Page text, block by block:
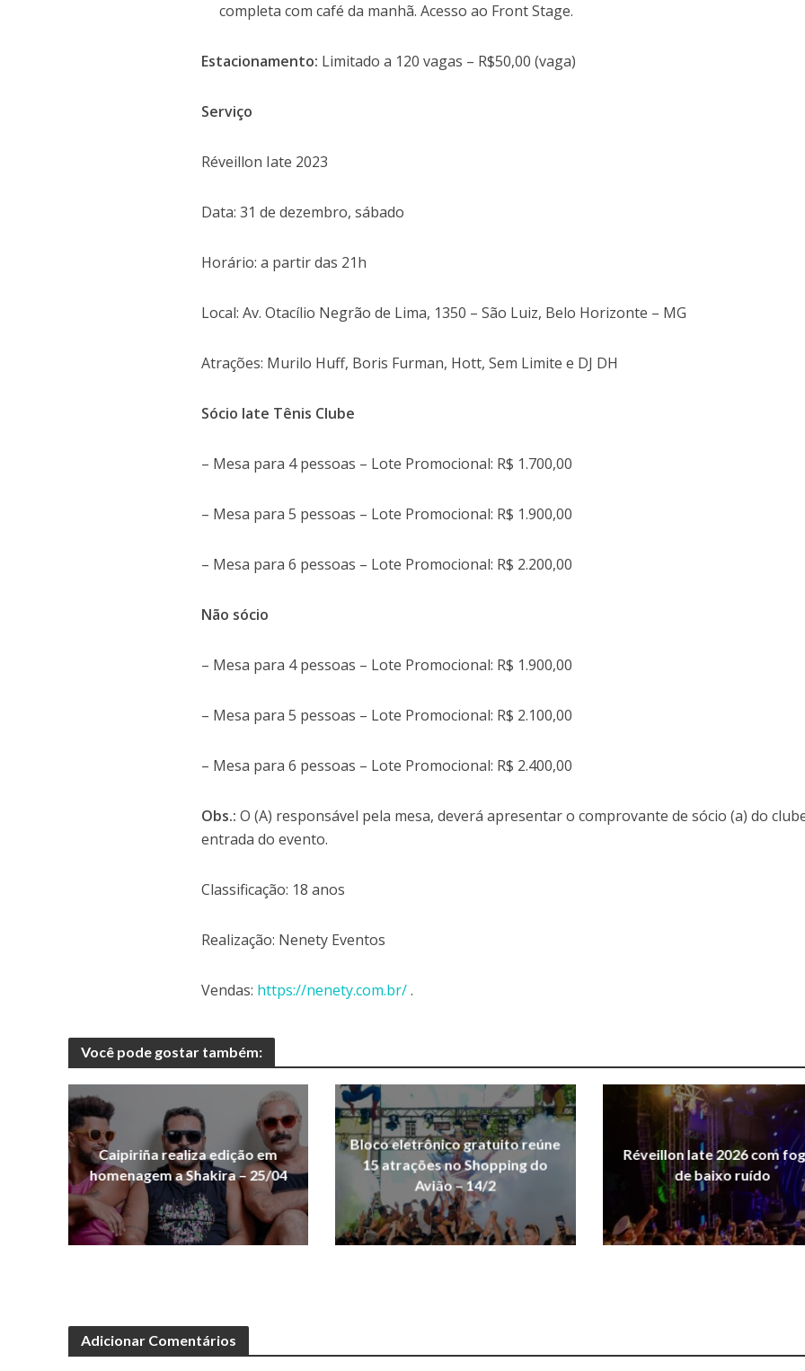
completa com café da manhã. Acesso ao Front Stage.
Estacionamento: Limitado a 120 vagas – R$50,00 (vaga)
Serviço
Réveillon Iate 2023
Data: 31 de dezembro, sábado
Horário: a partir das 21h
Local: Av. Otacílio Negrão de Lima, 1350 – São Luiz, Belo Horizonte – MG
Atrações: Murilo Huff, Boris Furman, Hott, Sem Limite e DJ DH
Sócio Iate Tênis Clube
– Mesa para 4 pessoas – Lote Promocional: R$ 1.700,00
– Mesa para 5 pessoas – Lote Promocional: R$ 1.900,00
– Mesa para 6 pessoas – Lote Promocional: R$ 2.200,00
Não sócio
– Mesa para 4 pessoas – Lote Promocional: R$ 1.900,00
– Mesa para 5 pessoas – Lote Promocional: R$ 2.100,00
– Mesa para 6 pessoas – Lote Promocional: R$ 2.400,00
Obs.: O (A) responsável pela mesa, deverá apresentar o comprovante de sócio (a) do
entrada do evento.
Classificação: 18 anos
Realização: Nenety Eventos
Vendas: https://nenety.com.br/.
Você pode gostar também:
Caipiriña realiza edição em
homenagem a Shakira – 25/04
Bloco eletrônico gratuito reúne
15 atrações no Shopping do
Avião – 14/2
Réveillon Iate 2026 com
de baixo ruído
Adicionar Comentários